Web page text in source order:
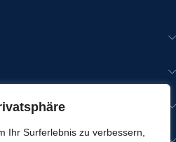
Ihr Surferlebnis zu verbessern,